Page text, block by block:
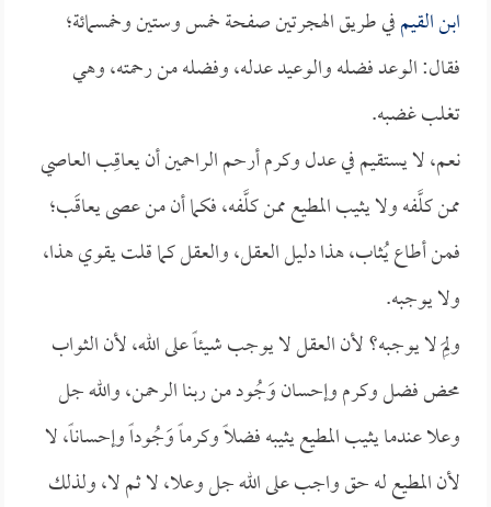
ابن القيمفي طريق الهجرتين صفحة خمس وستين وخمسمائة؛
فقال: الوعد فضله والوعيد عدله، وفضله من رحمته، وهي
تغلب غضبه.
نعم، لا يستقيم في عدل وكرم أرحم الراحمين أن يعاقِب العاصي
ممن كلَّفه ولا يثيب المطيع ممن كلَّفه، فكما أن من عصى يعاقَب؛
فمن أطاع يُثاب، هذا دليل العقل، والعقل كما قلت يقوي هذا،
ولا يوجبه.
ولِمَ لا يوجبه؟ لأن العقل لا يوجب شيئاً على الله، لأن الثواب
محض فضل وكرم وإحسان وَجُود من ربنا الرحمن، والله جل
وعلا عندما يثيب المطيع يثيبه فضلاً وكرماً وَجُوداً وإحساناً، لا
لأن المطيع له حق واجب على الله جل وعلا، لا ثم لا، ولذلك